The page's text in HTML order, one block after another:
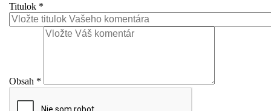
Titulok *
Obsah *